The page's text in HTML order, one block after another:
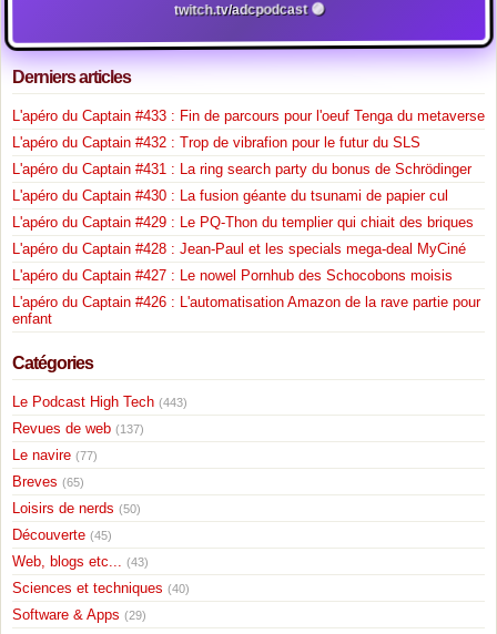
twitch.tv/adcpodcast 🟣
Derniers articles
L'apéro du Captain #433 : Fin de parcours pour l'oeuf Tenga du metaverse
L'apéro du Captain #432 : Trop de vibrafion pour le futur du SLS
L'apéro du Captain #431 : La ring search party du bonus de Schrödinger
L'apéro du Captain #430 : La fusion géante du tsunami de papier cul
L'apéro du Captain #429 : Le PQ-Thon du templier qui chiait des briques
L'apéro du Captain #428 : Jean-Paul et les specials mega-deal MyCiné
L'apéro du Captain #427 : Le nowel Pornhub des Schocobons moisis
L'apéro du Captain #426 : L'automatisation Amazon de la rave partie pour
enfant
Catégories
Le Podcast High Tech (443)
Revues de web (137)
Le navire (77)
Breves (65)
Loisirs de nerds (50)
Découverte (45)
Web, blogs etc... (43)
Sciences et techniques (40)
Software & Apps (29)